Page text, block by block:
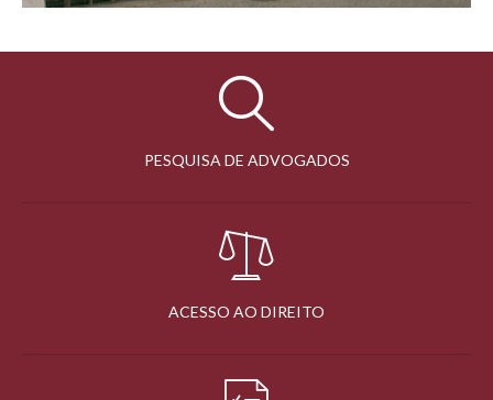
PESQUISA DE ADVOGADOS
ACESSO AO DIREITO